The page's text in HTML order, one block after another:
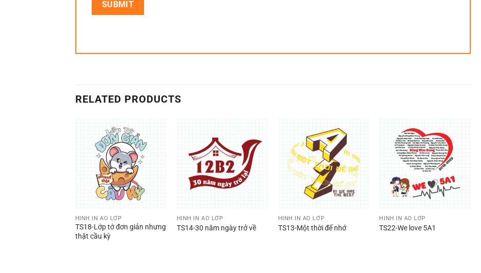
RELATED PRODUCTS
HÌNH IN ÁO LỚP
TS18-Lớp tớ đơn giản nhưng
thật cầu kỳ
HÌNH IN ÁO LỚP
TS14-30 năm ngày trở về
HÌNH IN ÁO LỚP
TS13-Một thời để nhớ
HÌNH IN ÁO LỚP
TS22-We love 5A1